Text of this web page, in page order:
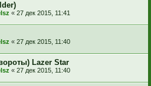
« 27 дек 2015, 11:41
« 27 дек 2015, 11:40
Lazer Star
« 27 дек 2015, 11:40